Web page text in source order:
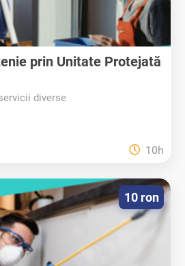
prin Unitate Protejată
diverse
10h
10 ron